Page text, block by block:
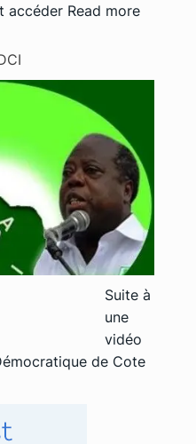
accéder Read more
Suite à
une
vidéo
de Cote